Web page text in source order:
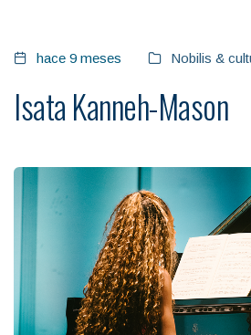
hace 9 meses Nobilis &
Isata Kanneh-Mason